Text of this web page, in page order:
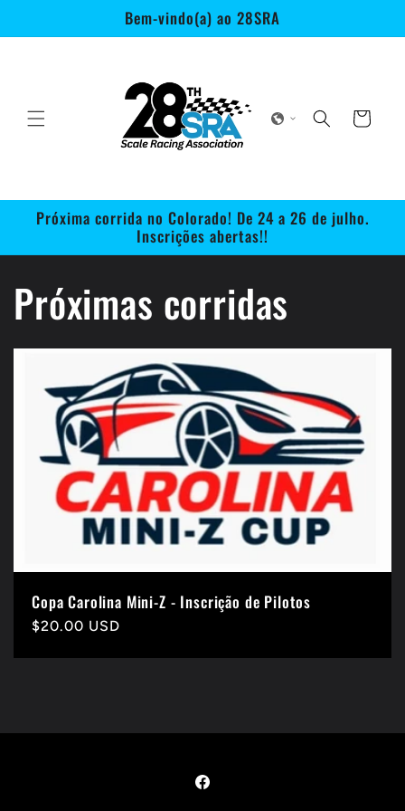
conteúdo
Bem-vindo(a) ao 28SRA
Carrinho
Próxima corrida no Colorado! De 24 a 26 de julho.
Inscrições abertas!!
Próximas corridas
Copa Carolina Mini-Z - Inscrição de Pilotos
Preço
$20.00 USD
Facebook